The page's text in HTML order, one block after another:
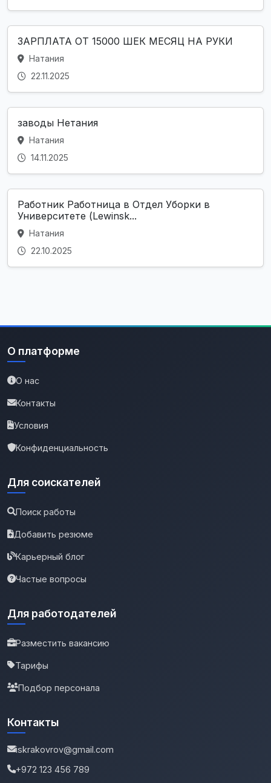
ЗАРПЛАТА ОТ 15000 ШЕК МЕСЯЦ НА РУКИ
Натания
22.11.2025
заводы Нетания
Натания
14.11.2025
Работник Работница в Отдел Уборки в
Университете (Lewinsk...
Натания
22.10.2025
О платформе
О нас
Контакты
Условия
Конфиденциальность
Для соискателей
Поиск работы
Добавить резюме
Карьерный блог
Частые вопросы
Для работодателей
Разместить вакансию
Тарифы
Подбор персонала
Контакты
iskrakovrov@gmail.com
+972 123 456 789